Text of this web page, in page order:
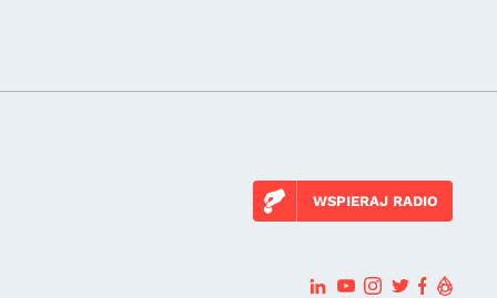
WSPIERAJ RADIO